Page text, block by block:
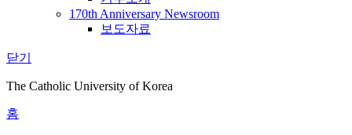
170th Anniversary Newsroom
보도자료
닫기
The Catholic University of Korea
홈